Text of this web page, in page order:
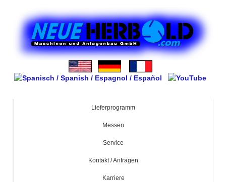
Lieferprogramm
Messen
Service
Kontakt / Anfragen
Karriere